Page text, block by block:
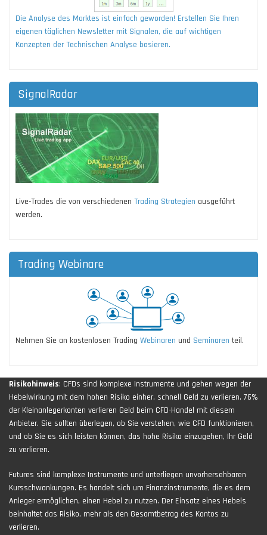
Die Analyse des Marktes ist einfach geworden! Erstellen Sie Ihren
eigenen täglichen Newsletter mit Signalen, die auf wichtigen
Konzepten der Technischen Analyse basieren.
SignalRadar
Live-Trades die von verschiedenen Trading Strategien ausgeführt
werden.
Trading Webinare
Nehmen Sie an kostenlosen Trading Webinaren und Seminaren teil.
Risikohinweis: CFDs sind komplexe Instrumente und gehen wegen der
Hebelwirkung mit dem hohen Risiko einher, schnell Geld zu verlieren. 76%
der Kleinanlegerkonten verlieren Geld beim CFD-Handel mit diesem
Anbieter. Sie sollten überlegen, ob Sie verstehen, wie CFD funktionieren,
und ob Sie es sich leisten können, das hohe Risiko einzugehen, Ihr Geld
zu verlieren.
Futures sind komplexe Instrumente und unterliegen unvorhersehbaren
Kursschwankungen. Es handelt sich um Finanzinstrumente, die es dem
Anleger ermöglichen, einen Hebel zu nutzen. Der Einsatz eines Hebels
beinhaltet das Risiko, mehr als den Gesamtbetrag des Kontos zu
verlieren.